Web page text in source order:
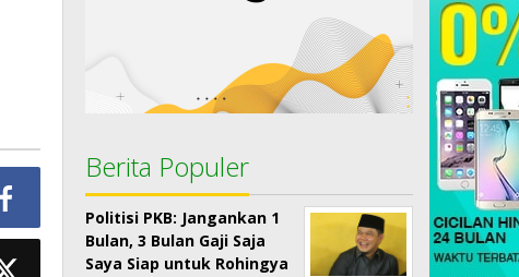
Berita Populer
Politisi PKB: Jangankan 1
Bulan, 3 Bulan Gaji Saja
Saya Siap untuk Rohingya